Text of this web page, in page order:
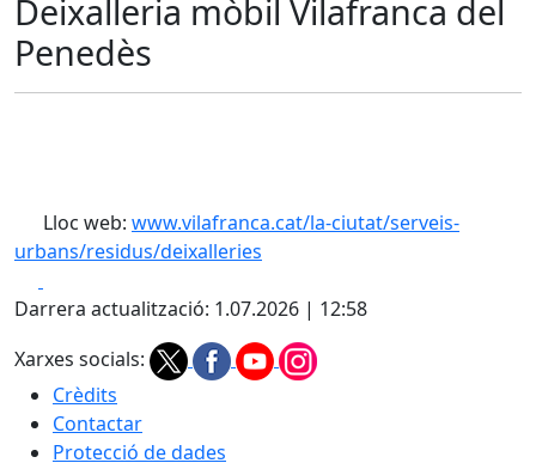
Deixalleria mòbil Vilafranca del
Penedès
Lloc web: www.vilafranca.cat/la-ciutat/serveis-
urbans/residus/deixalleries
Darrera actualització: 1.07.2026 | 12:58
Xarxes socials:
Crèdits
Contactar
Protecció de dades